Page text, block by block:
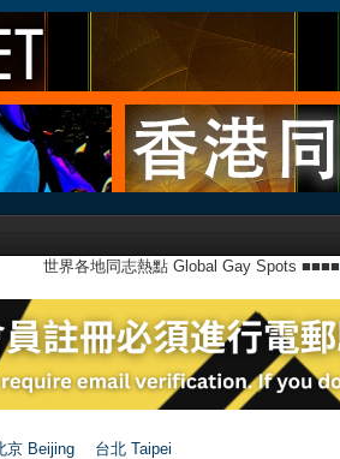
世界各地同志熱點 Global Gay Spots ■■■■
京 Beijing 台北 Taipei